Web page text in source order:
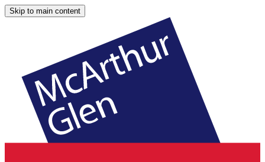
Skip to main content